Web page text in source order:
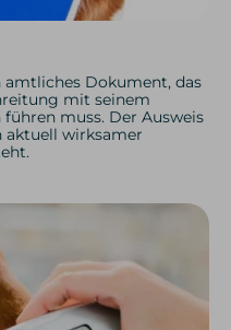
amtliches Dokument, das
mit seinem
muss. Der Ausweis
aktuell wirksamer